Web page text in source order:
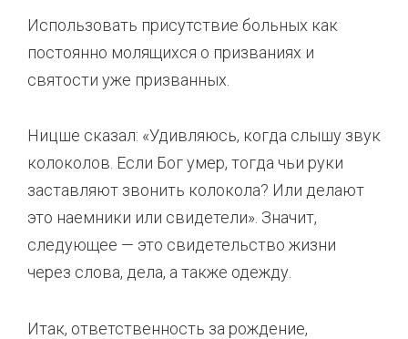
Использовать присутствие больных как
постоянно молящихся о призваниях и
святости уже призванных.
Ницше сказал: «Удивляюсь, когда слышу звук
колоколов. Если Бог умер, тогда чьи руки
заставляют звонить колокола? Или делают
это наемники или свидетели». Значит,
следующее — это свидетельство жизни
через слова, дела, а также одежду.
Итак, ответственность за рождение,